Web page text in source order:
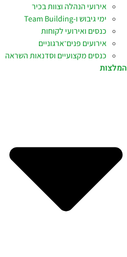
אירועי הנהלה וצוות בכיר
ימי גיבוש ו-Team Building
כנסים ואירועי לקוחות
אירועים פנים־ארגוניים
כנסים מקצועיים וסדנאות השראה
המלצות